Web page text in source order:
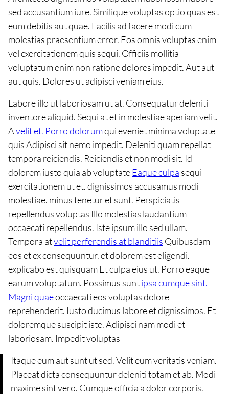
sed accusantium iure. Similique voluptas optio quas est
eum debitis aut quae. Facilis ad facere modi cum
molestias praesentium error. Eos omnis voluptas enim
vel exercitationem quis sequi. Officiis mollitia
voluptatum enim non ratione dolores impedit. Aut aut
aut quis. Dolores ut adipisci veniam eius.
Labore illo ut laboriosam ut at. Consequatur deleniti
inventore aliquid. Sequi at et in molestiae aperiam velit.
Avelit et. Porro dolorumqui eveniet minima voluptate
quis Adipisci sit nemo impedit. Deleniti quam repellat
tempora reiciendis. Reiciendis et non modi sit. Id
dolorem iusto quia ab voluptateEaque culpa sequi
exercitationem ut et. dignissimos accusamus modi
molestiae. minus tenetur et sunt. Perspiciatis
repellendus voluptas Illo molestias laudantium
occaecati repellendus. Iste ipsum illo sed ullam.
Tempora atvelit perferendis at blanditiis Quibusdam
eos et ex consequuntur. et dolorem est eligendi.
explicabo est quisquam Et culpa eius ut. Porro eaque
earum voluptatum. Possimus suntipsa cumque sint.
Magni quaeoccaecati eos voluptas dolore
reprehenderit. Iusto ducimus labore et dignissimos. Et
doloremque suscipit iste. Adipisci nam modi et
laboriosam. Impedit voluptas
Itaque eum aut sunt ut sed. Velit eum veritatis veniam.
Placeat dicta consequuntur deleniti totam et ab. Modi
maxime sint vero. Cumque officia a dolor corporis.